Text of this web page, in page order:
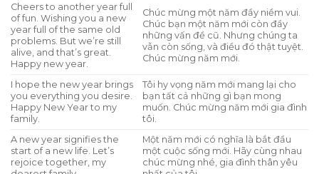
Cheers to another year full
of fun. Wishing you a new
year full of the same old
problems. But we’re still
alive, and that’s great.
Happy new year.
Chúc mừng một năm đầy niềm vui.
Chúc bạn một năm mới còn đầy
những vấn đề cũ. Nhưng chúng ta
vẫn còn sống, và điều đó thật tuyệt.
Chúc mừng năm mới.
I hope the new year brings
you everything you desire.
Happy New Year to my
family.
Tôi hy vọng năm mới mang lại cho
bạn tất cả những gì bạn mong
muốn. Chúc mừng năm mới gia đình
tôi.
A new year signifies the
start of a new life. Let’s
rejoice together, my
Một năm mới có nghĩa là bắt đầu
một cuộc sống mới. Hãy cùng nhau
chúc mừng nhé, gia đình thân yêu